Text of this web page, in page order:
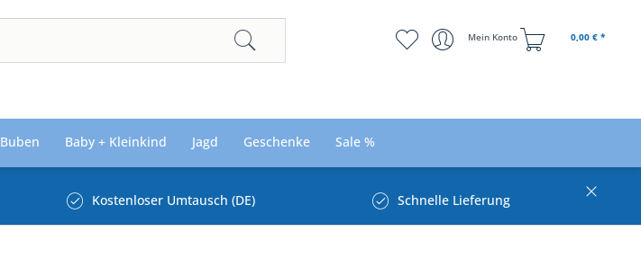
Mein Konto 0,00 € *
Buben Baby + Kleinkind Jagd Geschenke Sale %
Kostenloser Umtausch (DE) Schnelle Lieferung